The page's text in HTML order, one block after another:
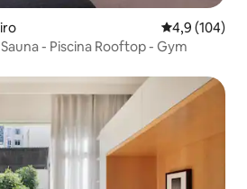
4,9 ud af 5 i
4,9 (104)
- Piscina Rooftop - Gym